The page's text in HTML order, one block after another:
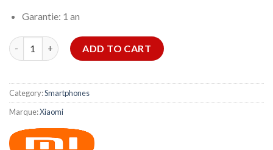
Garantie: 1 an
SMARTPHONE XIOAMI REDMI 12C 3GO 64GO-VIOLET quantity
ADD TO CART
Category:Smartphones
Marque:Xiaomi